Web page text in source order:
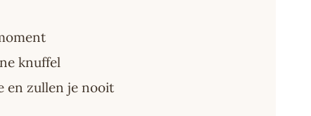
knuffel
en zullen je nooit